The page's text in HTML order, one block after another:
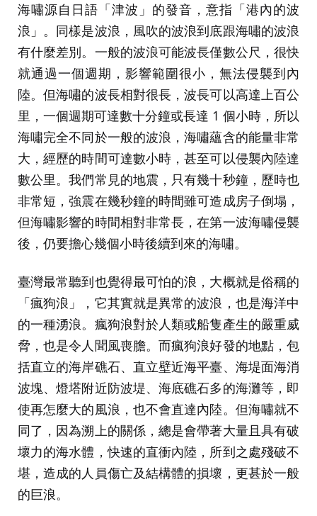
海嘯源自日語「津波」的發音，意指「港內的波
浪」。同樣是波浪，風吹的波浪到底跟海嘯的波浪
有什麼差別。一般的波浪可能波長僅數公尺，很快
就通過一個週期，影響範圍很小，無法侵襲到內
陸。但海嘯的波長相對很長，波長可以高達上百公
里，一個週期可達數十分鐘或長達 1 個小時，所以
海嘯完全不同於一般的波浪，海嘯蘊含的能量非常
大，經歷的時間可達數小時，甚至可以侵襲內陸達
數公里。我們常見的地震，只有幾十秒鐘，歷時也
非常短，強震在幾秒鐘的時間雖可造成房子倒塌，
但海嘯影響的時間相對非常長，在第一波海嘯侵襲
後，仍要擔心幾個小時後續到來的海嘯。
臺灣最常聽到也覺得最可怕的浪，大概就是俗稱的
「瘋狗浪」，它其實就是異常的波浪，也是海洋中
的一種湧浪。瘋狗浪對於人類或船隻產生的嚴重威
脅，也是令人聞風喪膽。而瘋狗浪好發的地點，包
括直立的海岸礁石、直立壁近海平臺、海堤面海消
波塊、燈塔附近防波堤、海底礁石多的海灘等，即
使再怎麼大的風浪，也不會直達內陸。但海嘯就不
同了，因為溯上的關係，總是會帶著大量且具有破
壞力的海水體，快速的直衝內陸，所到之處殘破不
堪，造成的人員傷亡及結構體的損壞，更甚於一般
的巨浪。